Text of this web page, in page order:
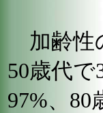
加齢性
50歳代で
97%、